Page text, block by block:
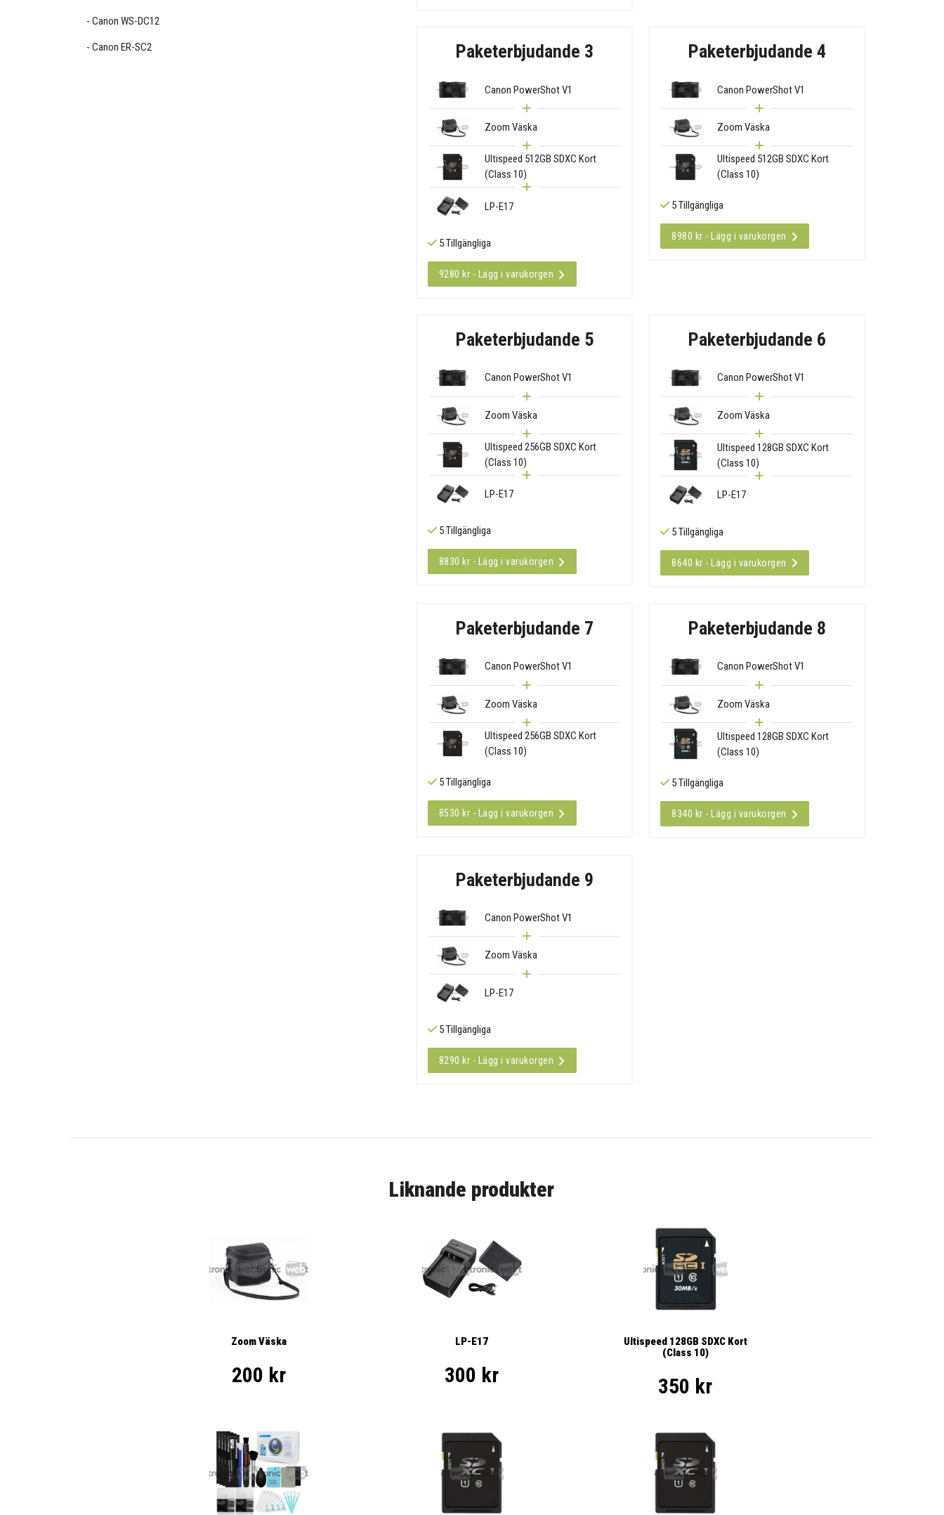
Paketerbjudande 3
Canon PowerShot V1
Zoom Väska
Ultispeed 512GB SDXC Kort
(Class 10)
LP-E17
5 Tillgängliga
9280 kr - Lägg i varukorgen
Paketerbjudande 4
Canon PowerShot V1
Zoom Väska
Ultispeed 512GB SDXC Kort
(Class 10)
5 Tillgängliga
8980 kr - Lägg i varukorgen
Paketerbjudande 5
Canon PowerShot V1
Zoom Väska
Ultispeed 256GB SDXC Kort
(Class 10)
LP-E17
5 Tillgängliga
8830 kr - Lägg i varukorgen
Paketerbjudande 6
Canon PowerShot V1
Zoom Väska
Ultispeed 128GB SDXC Kort
(Class 10)
LP-E17
5 Tillgängliga
8640 kr - Lägg i varukorgen
Paketerbjudande 7
Canon PowerShot V1
Zoom Väska
Ultispeed 256GB SDXC Kort
(Class 10)
5 Tillgängliga
8530 kr - Lägg i varukorgen
Paketerbjudande 8
Canon PowerShot V1
Zoom Väska
Ultispeed 128GB SDXC Kort
(Class 10)
5 Tillgängliga
8340 kr - Lägg i varukorgen
Paketerbjudande 9
Canon PowerShot V1
Zoom Väska
LP-E17
5 Tillgängliga
8290 kr - Lägg i varukorgen
Canon WS-DC12
Canon ER-SC2
Liknande produkter
Zoom Väska
200 kr
LP-E17
300 kr
Ultispeed 128GB SDXC Kort
(Class 10)
350 kr